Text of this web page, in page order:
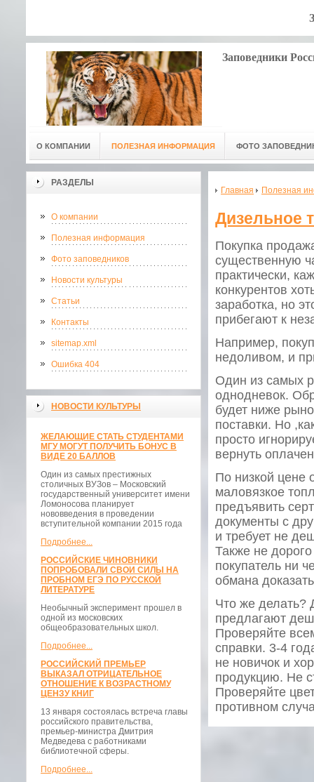
Заповедники
О КОМПАНИИ ПОЛЕЗНАЯ ИНФОРМАЦИЯ ФОТО
РАЗДЕЛЫ
О компании
Полезная информация
Фото заповедников
Новости культуры
Статьи
Контакты
sitemap.xml
Ошибка 404
НОВОСТИ КУЛЬТУРЫ
ЖЕЛАЮЩИЕ СТАТЬ СТУДЕНТАМИ
МГУ МОГУТ ПОЛУЧИТЬ БОНУС В
ВИДЕ 20 БАЛЛОВ
Один из самых престижных
столичных ВУЗов – Московский
государственный университет имени
Ломоносова планирует
нововведения в проведении
вступительной компании 2015 года
Подробнее...
РОССИЙСКИЕ ЧИНОВНИКИ
ПОПРОБОВАЛИ СВОИ СИЛЫ НА
ПРОБНОМ ЕГЭ ПО РУССКОЙ
ЛИТЕРАТУРЕ
Необычный эксперимент прошел в
одной из московских
общеобразовательных школ.
Подробнее...
РОССИЙСКИЙ ПРЕМЬЕР
ВЫКАЗАЛ ОТРИЦАТЕЛЬНОЕ
ОТНОШЕНИЕ К ВОЗРАСТНОМУ
ЦЕНЗУ КНИГ
13 января состоялась встреча главы
российского правительства,
премьер-министра Дмитрия
Медведева с работниками
библиотечной сферы.
Подробнее...
Главная Полезная
Дизельное
Покупка
существенную
практически,
конкурентов
заработка, но
прибегают к
Например,
недоливом, и
Один из самых
однодневок.
будет ниже
поставки. Но
просто
вернуть
По низкой цене
маловязкое
предъявить
документы с
и требует не
Также не
покупатель ни
обмана
Что же делать?
предлагают
Проверяйте
справки. 3-4
не новичок и
продукцию. Не
Проверяйте
противном